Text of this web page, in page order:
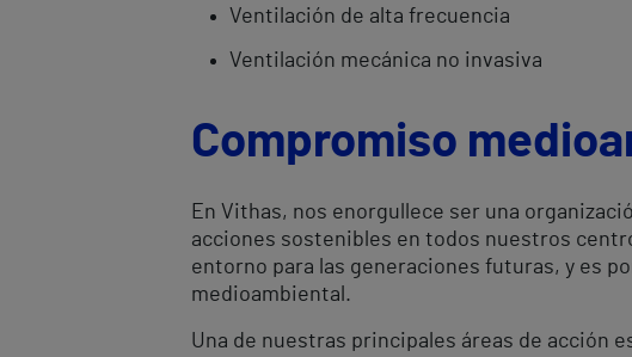
Ventilación de alta frecuencia
Ventilación mecánica no invasiva
Compromiso
En Vithas, nos enorgullece ser una
acciones sostenibles en todos nuestros
entorno para las generaciones futuras, y es
medioambiental.
Una de nuestras principales áreas de acción